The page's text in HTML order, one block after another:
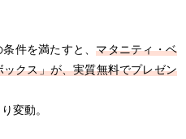
条件を満たすと、マタニティ・ベ
クス」が、実質無料でプレゼン
変動。